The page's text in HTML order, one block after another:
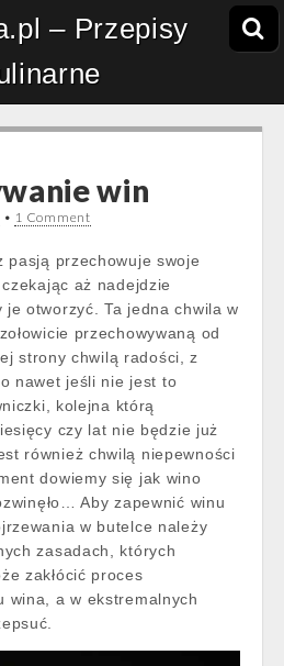
– Przepisy
win
• 1 Comment
pasją przechowuje swoje
aż nadejdzie
je otworzyć. Ta jedna chwila w
przechowywaną od
strony chwilą radości, z
nawet jeśli nie jest to
kolejna którą
czy lat nie będzie już
również chwilą niepewności
dowiemy się jak wino
Aby zapewnić winu
w butelce należy
zasadach, których
zakłócić proces
wina, a w ekstremalnych